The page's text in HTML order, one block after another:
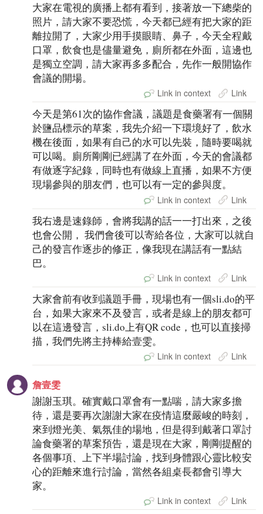
大家在電視的廣播上都有看到，接著放一下總柴的
照片，請大家不要恐慌，今天都已經有把大家的距
離拉開了，大家少用手摸眼睛、鼻子，今天全程戴
口罩，飲食也是儘量避免，廁所都在外面，這邊也
是獨立空調，請大家再多多配合，先作一般開協作
會議的開場。
Link in context Link
今天是第61次的協作會議，議題是食藥署有一個關
於鹽品標示的草案，我先介紹一下環境好了，飲水
機在後面，如果有自己的水可以先裝，隨時要喝就
可以喝。廁所剛剛已經講了在外面，今天的會議都
有做逐字紀錄，同時也有做線上直播，如果不方便
現場參與的朋友們，也可以有一定的參與度。
Link in context Link
我右邊是速錄師，會將我講的話一一打出來，之後
也會公開， 我們會後可以寄給各位，大家可以就自
己的發言作逐步的修正，像我現在講話有一點結
巴。
Link in context Link
大家會前有收到議題手冊，現場也有一個sli.do的平
台，如果大家來不及發言，或者是線上的朋友都可
以在這邊發言，sli.do上有QR code，也可以直接掃
描，我們先將主持棒給壹雯。
Link in context Link
詹壹雯
謝謝玉琪。確實戴口罩會有一點喘，請大家多擔
待，還是要再次謝謝大家在疫情這麼嚴峻的時刻，
來到燈光美、氣氛佳的場地，但是得到戴著口罩討
論食藥署的草案預告，還是現在大家，剛剛提醒的
各個事項、上下半場討論，找到身體跟心靈比較安
心的距離來進行討論，當然各組桌長都會引導大
家。
Link in context Link